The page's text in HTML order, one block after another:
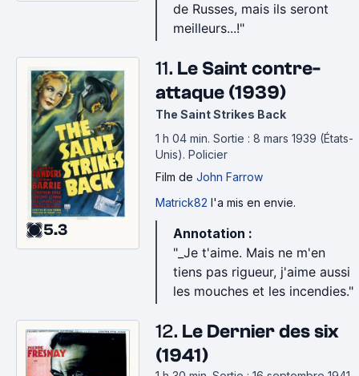
de Russes, mais ils seront
meilleurs...!"
5.3
11. Le Saint contre-
attaque (1939)
The Saint Strikes Back
1 h 04 min. Sortie : 8 mars 1939 (États-
Unis). Policier
Film de John Farrow
Matrick82 l'a mis en envie.
Annotation :
"_Je t'aime. Mais ne m'en
tiens pas rigueur, j'aime aussi
les mouches et les incendies."
12. Le Dernier des six
(1941)